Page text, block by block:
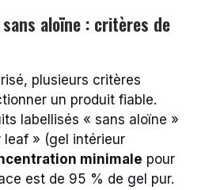
aloïne : critères de
plusieurs critères
un produit fiable.
labellisés « sans aloïne »
leaf » (gel intérieur
minimale pour
est de 95 % de gel pur.